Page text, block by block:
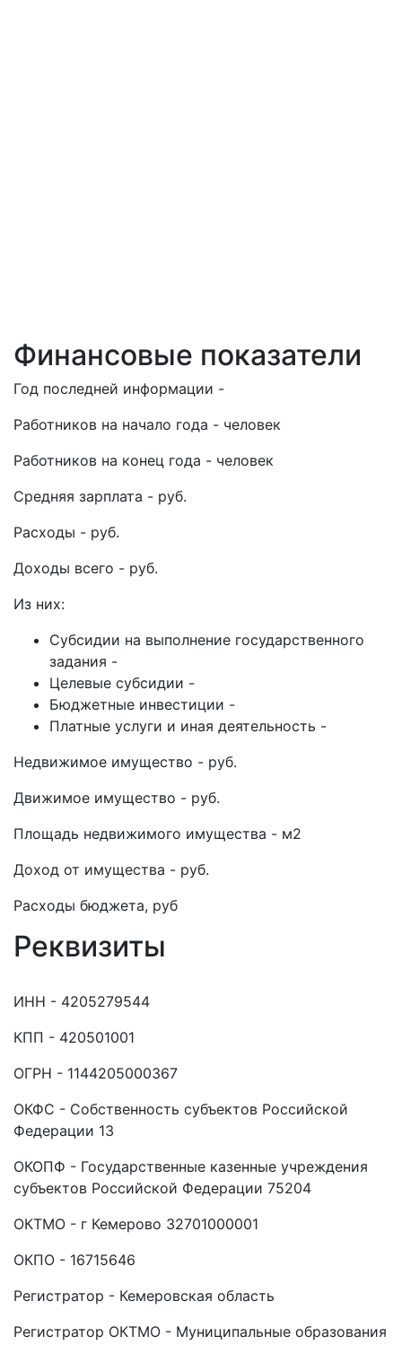
Финансовые показатели
Год последней информации -
Работников на начало года - человек
Работников на конец года - человек
Средняя зарплата - руб.
Расходы - руб.
Доходы всего - руб.
Из них:
Субсидии на выполнение государственного
задания -
Целевые субсидии -
Бюджетные инвестиции -
Платные услуги и иная деятельность -
Недвижимое имущество - руб.
Движимое имущество - руб.
Площадь недвижимого имущества - м2
Доход от имущества - руб.
Расходы бюджета, руб
Реквизиты
ИНН - 4205279544
КПП - 420501001
ОГРН - 1144205000367
ОКФС - Собственность субъектов Российской
Федерации 13
ОКОПФ - Государственные казенные учреждения
субъектов Российской Федерации 75204
ОКТМО - г Кемерово 32701000001
ОКПО - 16715646
Регистратор - Кемеровская область
Регистратор ОКТМО - Муниципальные образования